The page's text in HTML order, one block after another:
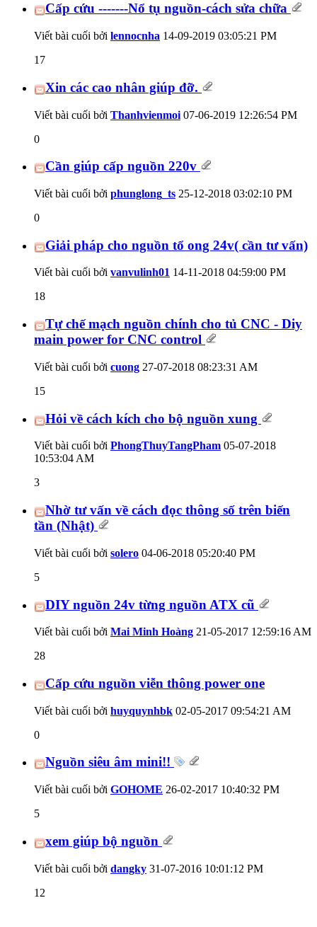
Cấp cứu -------Nổ tụ nguồn-cách sửa chữa
Viết bài cuối bởi lennocnha 14-09-2019 03:05:21 PM
17
Xin các cao nhân giúp đỡ.
Viết bài cuối bởi Thanhvienmoi 07-06-2019 12:26:54 PM
0
Cần giúp cấp nguồn 220v
Viết bài cuối bởi phunglong_ts 25-12-2018 03:02:10 PM
0
Giải pháp cho nguồn tổ ong 24v( cần tư vấn)
Viết bài cuối bởi vanvulinh01 14-11-2018 04:59:00 PM
18
Tự chế mạch nguồn chính cho tủ CNC - Diy
main power for CNC control
Viết bài cuối bởi cuong 27-07-2018 08:23:31 AM
15
Hỏi về cách kích cho bộ nguồn xung
Viết bài cuối bởi PhongThuyTangPham 05-07-2018
10:53:04 AM
3
Nhờ tư vấn về cách đọc thông số trên biến
tần (Nhật)
Viết bài cuối bởi solero 04-06-2018 05:20:40 PM
5
DIY nguồn 24v từng nguồn ATX cũ
Viết bài cuối bởi Mai Minh Hoàng 21-05-2017 12:59:16 AM
28
Cấp cứu nguồn viễn thông power one
Viết bài cuối bởi huyquynhbk 02-05-2017 09:54:21 AM
0
Nguồn siêu âm mini!!
Viết bài cuối bởi GOHOME 26-02-2017 10:40:32 PM
5
xem giúp bộ nguồn
Viết bài cuối bởi dangky 31-07-2016 10:01:12 PM
12